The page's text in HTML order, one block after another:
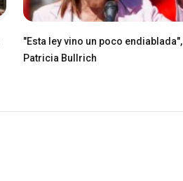
"Esta ley vino un poco endiablada",
Patricia Bullrich